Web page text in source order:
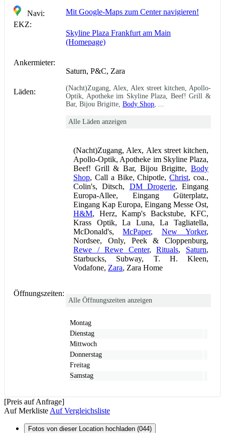
Navi:
Mit Google-Maps zum Center navigieren!
EKZ:
Skyline Plaza Frankfurt am Main
(Homepage)
Ankermieter:
Saturn, P&C, Zara
Läden:
(Nacht)Zugang, Alex, Alex street kitchen, Apollo-
Optik, Apotheke im Skyline Plaza, Beef! Grill &
Bar, Bijou Brigitte, Body Shop
Alle Läden anzeigen
(Nacht)Zugang, Alex, Alex street kitchen,
Apollo-Optik, Apotheke im Skyline Plaza,
Beef! Grill & Bar, Bijou Brigitte, Body
Shop, Call a Bike, Chipotle,Christ, coa.,
Colin's, Ditsch, DM Drogerie, Eingang
Europa-Allee, Eingang Güterplatz,
Eingang Kap Europa, Eingang Messe Ost,
H&M, Herz, Kamp's Backstube, KFC,
Krass Optik, La Luna, La Tagliatella,
McDonald's,McPaper, New Yorker,
Nordsee, Only, Peek & Cloppenburg,
Rewe / Rewe Center,Rituals, Saturn,
Starbucks, Subway, T. H. Kleen,
Vodafone, Zara, Zara Home
Öffnungszeiten:
Alle Öffnungszeiten anzeigen
Montag
Dienstag
Mittwoch
Donnerstag
Freitag
Samstag
[Preis auf Anfrage]
Auf Merkliste Auf Vergleichsliste
Fotos von dieser Location hochladen (044)